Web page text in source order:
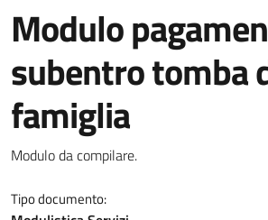
Modulo
subentro tomba
famiglia
Dettagli del documento
Modulo da compilare.
Tipo documento: